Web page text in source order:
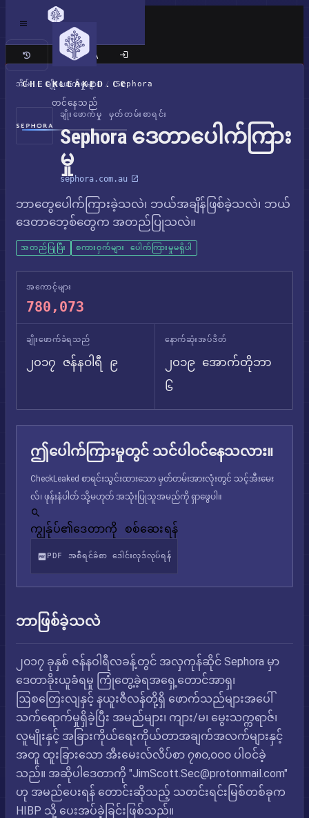
CHECKLEAKED.CC
တင်နေသည်
ကလက်စစ် ဆိုက်
အိမ် / ချိုးဖောက်မှုများ / Sephora
ချိုးဖောက်မှု မှတ်တမ်းစာရင်း
Sephora ဒေတာပေါက်ကြား
မှု
sephora.com.au
ဘာတွေပေါက်ကြားခဲ့သလဲ၊ ဘယ်အချိန်ဖြစ်ခဲ့သလဲ၊ ဘယ်
ဒေတာဘေ့စ်တွေက အတည်ပြုသလဲ။
အတည်ပြုပြီး စကားဝှက်များ ပေါက်ကြားမှုမရှိပါ
အကောင့်များ
780,073
ချိုးဖောက်ခံရသည်
၂၀၁၇ ဇန်နဝါရီ ၉
နောက်ဆုံးအပ်ဒိတ်
၂၀၁၉ အောက်တိုဘာ
၆
ဤပေါက်ကြားမှုတွင် သင်ပါဝင်နေသလား။
CheckLeaked စာရင်းသွင်းထားသော မှတ်တမ်းအားလုံးတွင် သင့်အီးမေး
လ်၊ ဖုန်းနံပါတ် သို့မဟုတ် အသုံးပြုသူအမည်ကို ရှာဖွေပါ။
ကျွန်ုပ်၏ဒေတာကို စစ်ဆေးရန်
PDF အစီရင်ခံစာ ဒေါင်းလုဒ်လုပ်ရန်
ဘာဖြစ်ခဲ့သလဲ
၂၀၁၇ ခုနှစ် ဇန်နဝါရီလခန့်တွင် အလှကုန်ဆိုင် Sephora မှာ
ဒေတာခိုးယူခံရမှု ကြုံတွေ့ခဲ့ရအရှေ့တောင်အာရှ၊
ဩစတြေးလျနှင့် နယူးဇီလန်တို့ရှိ ဖောက်သည်များအပေါ်
သက်ရောက်မှုရှိခဲ့ပြီး အမည်များ၊ ကျား/မ၊ မွေးသက္ကရာဇ်၊
လူမျိုးနှင့် အခြားကိုယ်ရေးကိုယ်တာအချက်အလက်များနှင့်
အတူ ထူးခြားသော အီးမေးလ်လိပ်စာ ၇၈၀,၀၀၀ ပါဝင်ခဲ့
သည်။ အဆိုပါဒေတာကို "JimScott.Sec@protonmail.com"
ဟု အမည်ပေးရန် တောင်းဆိုသည့် သတင်းရင်းမြစ်တစ်ခုက
HIBP သို့ ပေးအပ်ခဲ့ခြင်းဖြစ်သည်။